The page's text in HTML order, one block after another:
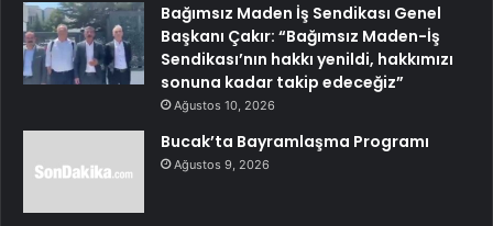
Bağımsız Maden İş Sendikası Genel
Başkanı Çakır: “Bağımsız Maden-İş
Sendikası’nın hakkı yenildi, hakkımızı
sonuna kadar takip edeceğiz”
Ağustos 10, 2026
Bucak’ta Bayramlaşma Programı
Ağustos 9, 2026